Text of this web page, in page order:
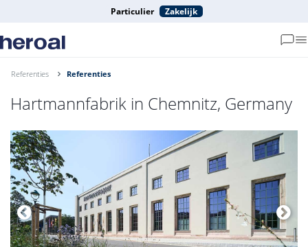
Particulier Zakelijk
Referenties Referenties
Hartmannfabrik in Chemnitz, Germany